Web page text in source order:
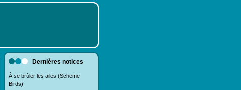
Dernières notices
À se brûler les ailes (Scheme
Birds)